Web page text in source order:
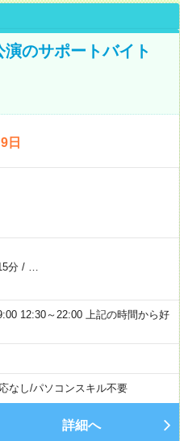
のサポートバイト
日
分/
12:30～22:00 上記の時間から好
なし/パソコンスキル不要
詳細へ